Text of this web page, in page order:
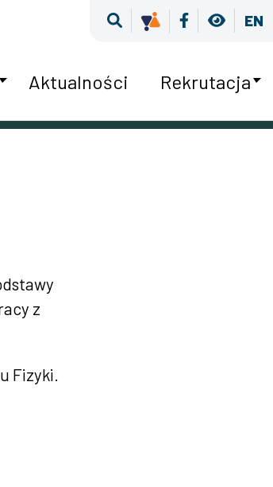
Wyszukiwarka
KulturaFacebookEN
Aktualności Rekrutacja
z
Fizyki.